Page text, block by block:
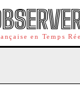
en Temps